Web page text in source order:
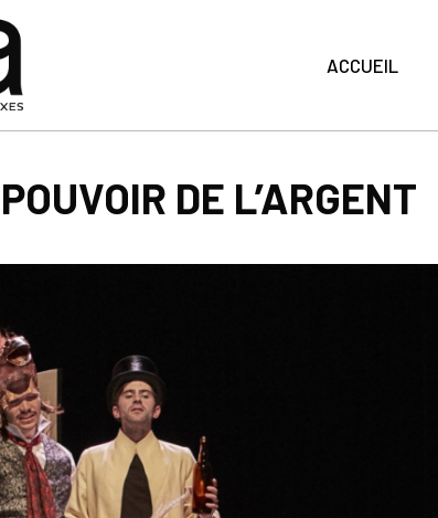
ACCUEIL
DE L’ARGENT